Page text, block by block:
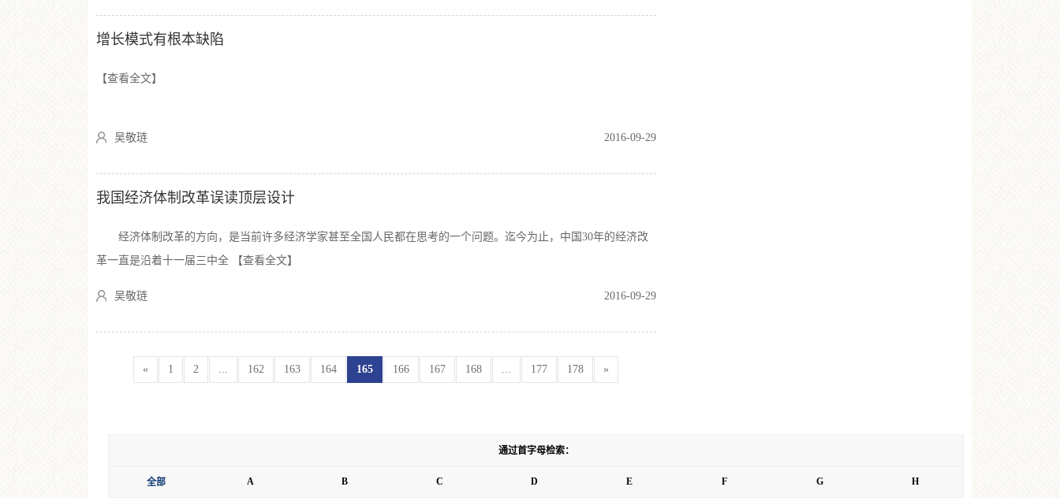
增长模式有根本缺陷
【查看全文】
2016-09-29
吴敬琏
我国经济体制改革误读顶层设计
经济体制改革的方向，是当前许多经济学家甚至全国人民都在思考的一个问题。迄今为止，中国30年的经济改
革一直是沿着十一届三中全 【查看全文】
2016-09-29
吴敬琏
« 1 2 ... 162 163 164 165 166 167 168 ... 177 178 »
通过首字母检索：
全部 A B C D E F G H